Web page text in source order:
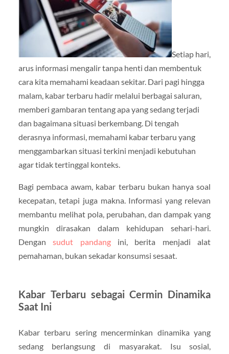
Setiap hari,
arus informasi mengalir tanpa henti dan membentuk
cara kita memahami keadaan sekitar. Dari pagi hingga
malam, kabar terbaru hadir melalui berbagai saluran,
memberi gambaran tentang apa yang sedang terjadi
dan bagaimana situasi berkembang. Di tengah
derasnya informasi, memahami kabar terbaru yang
menggambarkan situasi terkini menjadi kebutuhan
agar tidak tertinggal konteks.
Bagi pembaca awam, kabar terbaru bukan hanya soal
kecepatan, tetapi juga makna. Informasi yang relevan
membantu melihat pola, perubahan, dan dampak yang
mungkin dirasakan dalam kehidupan sehari-hari.
Dengansudut pandangini, berita menjadi alat
pemahaman, bukan sekadar konsumsi sesaat.
Kabar Terbaru sebagai Cermin Dinamika
Saat Ini
Kabar terbaru sering mencerminkan dinamika yang
sedang berlangsung di masyarakat. Isu sosial,